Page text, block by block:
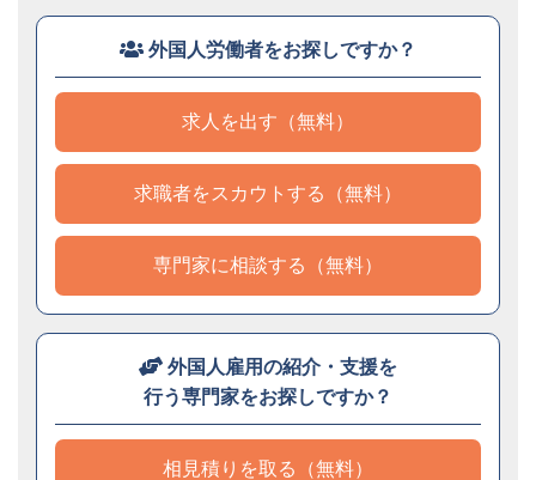
外国人労働者をお探しですか？
求人を出す（無料）
求職者をスカウトする（無料）
専門家に相談する（無料）
外国人雇用の紹介・支援を
行う専門家をお探しですか？
相見積りを取る（無料）